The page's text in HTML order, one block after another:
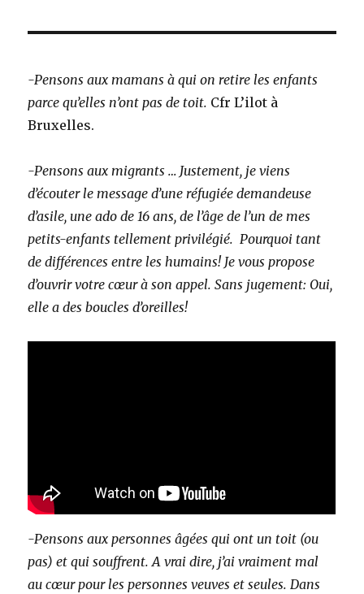
-Pensons aux mamans à qui on retire les enfants
parce qu’elles n’ont pas de toit. Cfr L’ilot à
Bruxelles.
-Pensons aux migrants … Justement, je viens
d’écouter le message d’une réfugiée demandeuse
d’asile, une ado de 16 ans, de l’âge de l’un de mes
petits-enfants tellement privilégié. Pourquoi tant
de différences entre les humains! Je vous propose
d’ouvrir votre cœur à son appel. Sans jugement: Oui,
elle a des boucles d’oreilles!
-Pensons aux personnes âgées qui ont un toit (ou
pas) et qui souffrent. A vrai dire, j’ai vraiment mal
au cœur pour les personnes veuves et seules. Dans